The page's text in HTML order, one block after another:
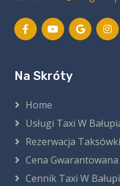
Na Skróty
Home
Usługi Taxi W
Rezerwacja
Cena Gwarantowana
Cennik Taxi W